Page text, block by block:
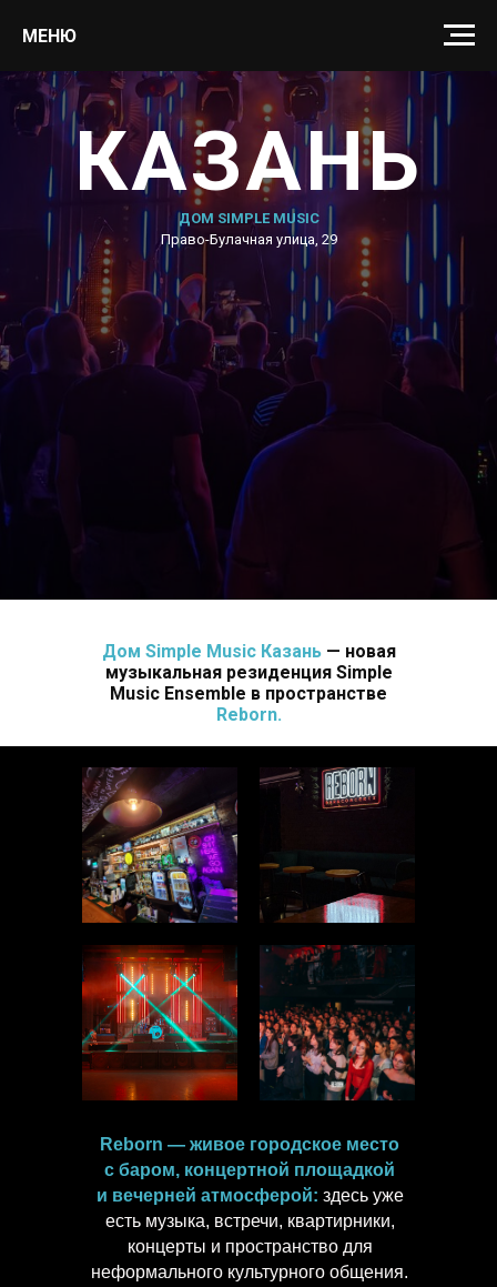
МЕНЮ
КАЗАНЬ
Право-Булачная улица, 29
ДОМ SIMPLE MUSIC
Дом Simple Music Казань — новая
музыкальная резиденция Simple
Music Ensemble в пространстве
Reborn.
Reborn — живое городское место
с баром, концертной площадкой
и вечерней атмосферой: здесь уже
есть музыка, встречи, квартирники,
концерты и пространство для
неформального культурного общения.